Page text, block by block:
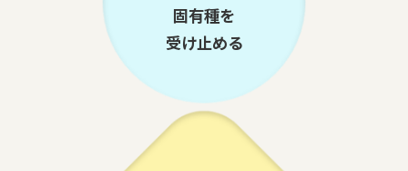
固有種を
受け止める